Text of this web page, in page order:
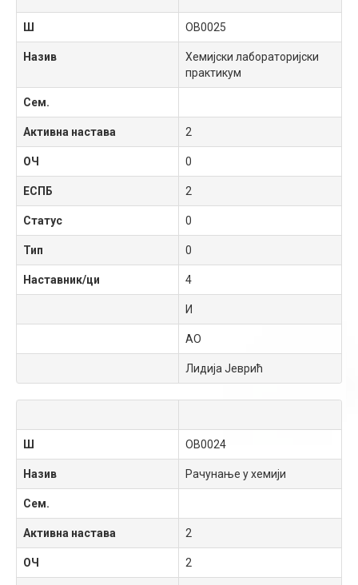
Ш OB0025
Назив
Хемијски лабораторијски
практикум
Сем.
Активна настава 2
ОЧ 0
ЕСПБ 2
Статус 0
Тип 0
Наставник/ци 4
И
АО
Лидија Јеврић
Ш OB0024
Назив Рачунање у хемији
Сем.
Активна настава 2
ОЧ 2